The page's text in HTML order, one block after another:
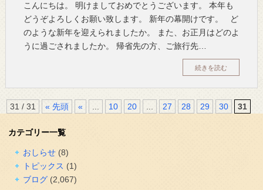
こんにちは。 明けましておめでとうございます。 本年も
どうぞよろしくお願い致します。 新年の幕開けです。 ど
のような新年を迎えられましたか。 また、お正月はどのよ
うに過ごされましたか。 帰省先の方、ご旅行先…
続きを読む
31 / 31 « 先頭 « 10 20 27 28 29 30 31
カテゴリー一覧
おしらせ(8)
トピックス (1)
ブログ(2,067)